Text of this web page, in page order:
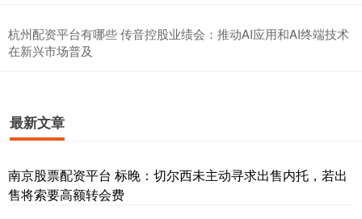
杭州配资平台有哪些 传音控股业绩会：推动AI应用和AI终端技术
在新兴市场普及
最新文章
南京股票配资平台 标晚：切尔西未主动寻求出售内托，若出
售将索要高额转会费